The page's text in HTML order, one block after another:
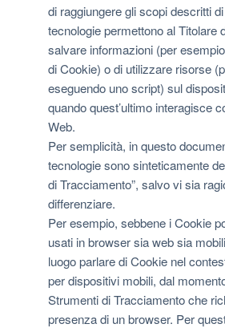
di raggiungere gli scopi descritti
tecnologie permettono al Titolare
salvare informazioni (per
di Cookie) o di utilizzare risorse
eseguendo uno script) sul
quando quest’ultimo interagisce
Web.
Per semplicità, in questo
tecnologie sono sinteticamente
di Tracciamento”, salvo vi sia
differenziare.
Per esempio, sebbene i Cookie
usati in browser sia web sia
luogo parlare di Cookie nel
per dispositivi mobili, dal
Strumenti di Tracciamento che
presenza di un browser. Per